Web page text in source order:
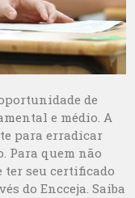
de
e médio. A
para erradicar
Para quem não
ter seu certificado
do Encceja. Saiba